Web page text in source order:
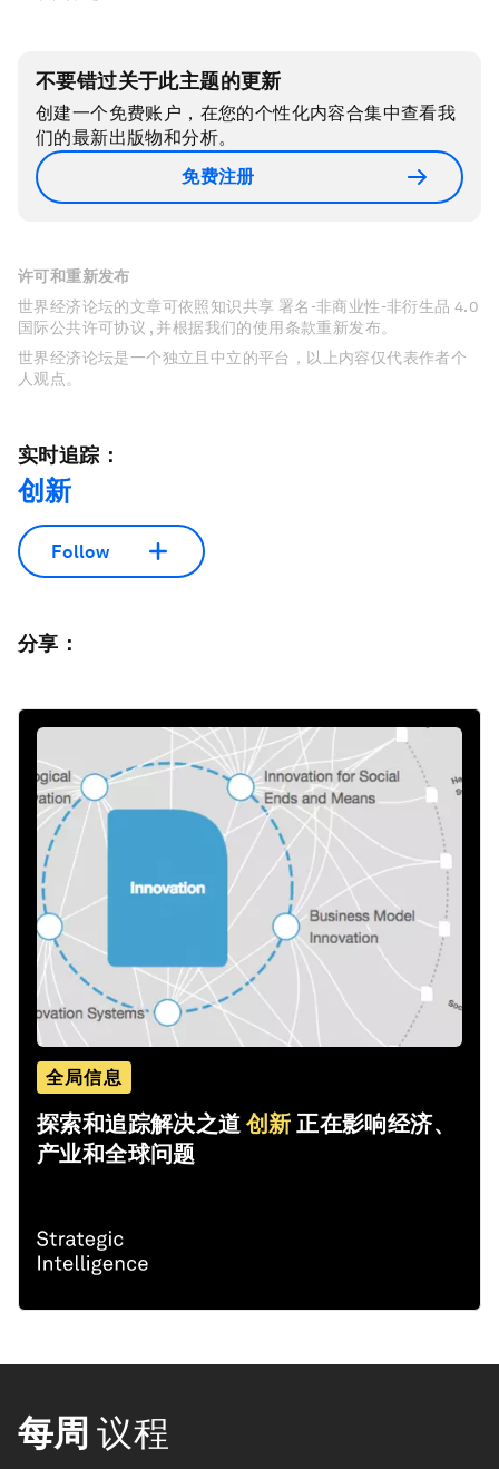
不要错过关于此主题的更新
创建一个免费账户，在您的个性化内容合集中查看我
们的最新出版物和分析。
免费注册
许可和重新发布
世界经济论坛的文章可依照知识共享 署名-非商业性-非衍生品 4.0
国际公共许可协议 , 并根据我们的使用条款重新发布。
世界经济论坛是一个独立且中立的平台，以上内容仅代表作者个
人观点。
实时追踪：
创新
Follow
分享：
全局信息
探索和追踪解决之道创新 正在影响经济、
产业和全球问题
每周 议程